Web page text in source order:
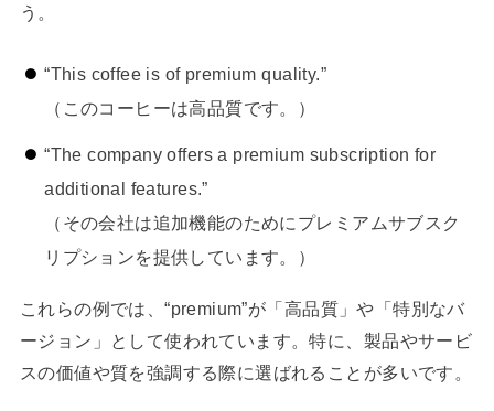
う。
“This coffee is of premium quality.”
（このコーヒーは高品質です。）
“The company offers a premium subscription for
additional features.”
（その会社は追加機能のためにプレミアムサブスク
リプションを提供しています。）
これらの例では、“premium”が「高品質」や「特別なバ
ージョン」として使われています。特に、製品やサービ
スの価値や質を強調する際に選ばれることが多いです。